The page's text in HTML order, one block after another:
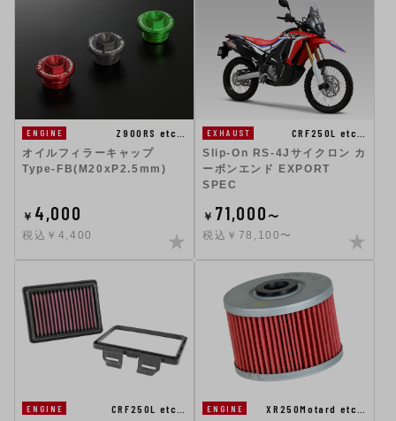
ENGINE
Z900RS etc…
オイルフィラーキャップ
Type-FB(M20xP2.5mm)
￥ 4,000
税込￥4,400
EXHAUST
CRF250L etc…
Slip-On RS-4Jサイクロン カ
ーボンエンド EXPORT
SPEC
￥ 71,000〜
税込￥78,100〜
ENGINE
CRF250L etc…
ENGINE
XR250Motard etc…